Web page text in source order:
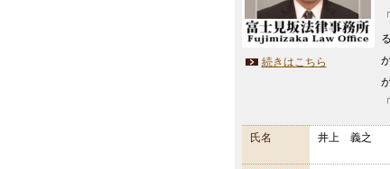
続きはこちら
氏名 井上 義之